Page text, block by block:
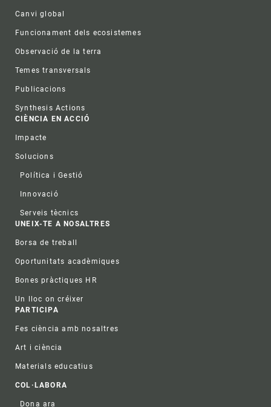
Canvi global
Funcionament dels ecosistemes
Observació de la terra
Temes transversals
Publicacions
Synthesis Actions
CIÈNCIA EN ACCIÓ
Impacte
Solucions
Política i Gestió
Innovació
Serveis tècnics
UNEIX-TE A NOSALTRES
Borsa de treball
Oportunitats acadèmiques
Bones pràctiques HR
Un lloc on créixer
PARTICIPA
Fes ciència amb nosaltres
Art i ciència
Materials educatius
COL·LABORA
Dona ara